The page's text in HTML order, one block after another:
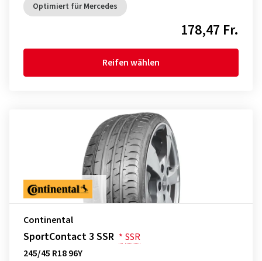
Optimiert für Mercedes
178,47 Fr.
Reifen wählen
Continental
SportContact 3 SSR * SSR
245/45 R18 96Y